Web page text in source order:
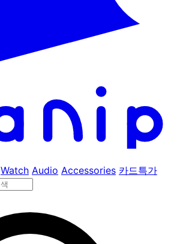
Watch Audio Accessories 카드특가